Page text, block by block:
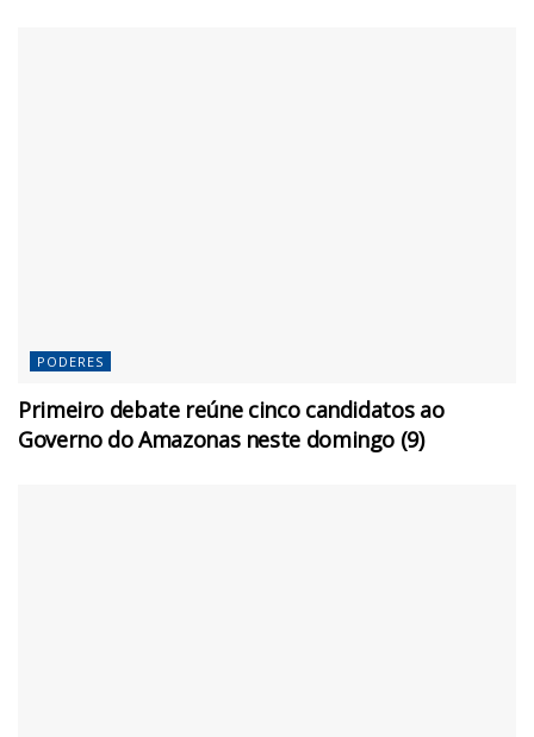
PODERES
Primeiro debate reúne cinco candidatos ao
Governo do Amazonas neste domingo (9)